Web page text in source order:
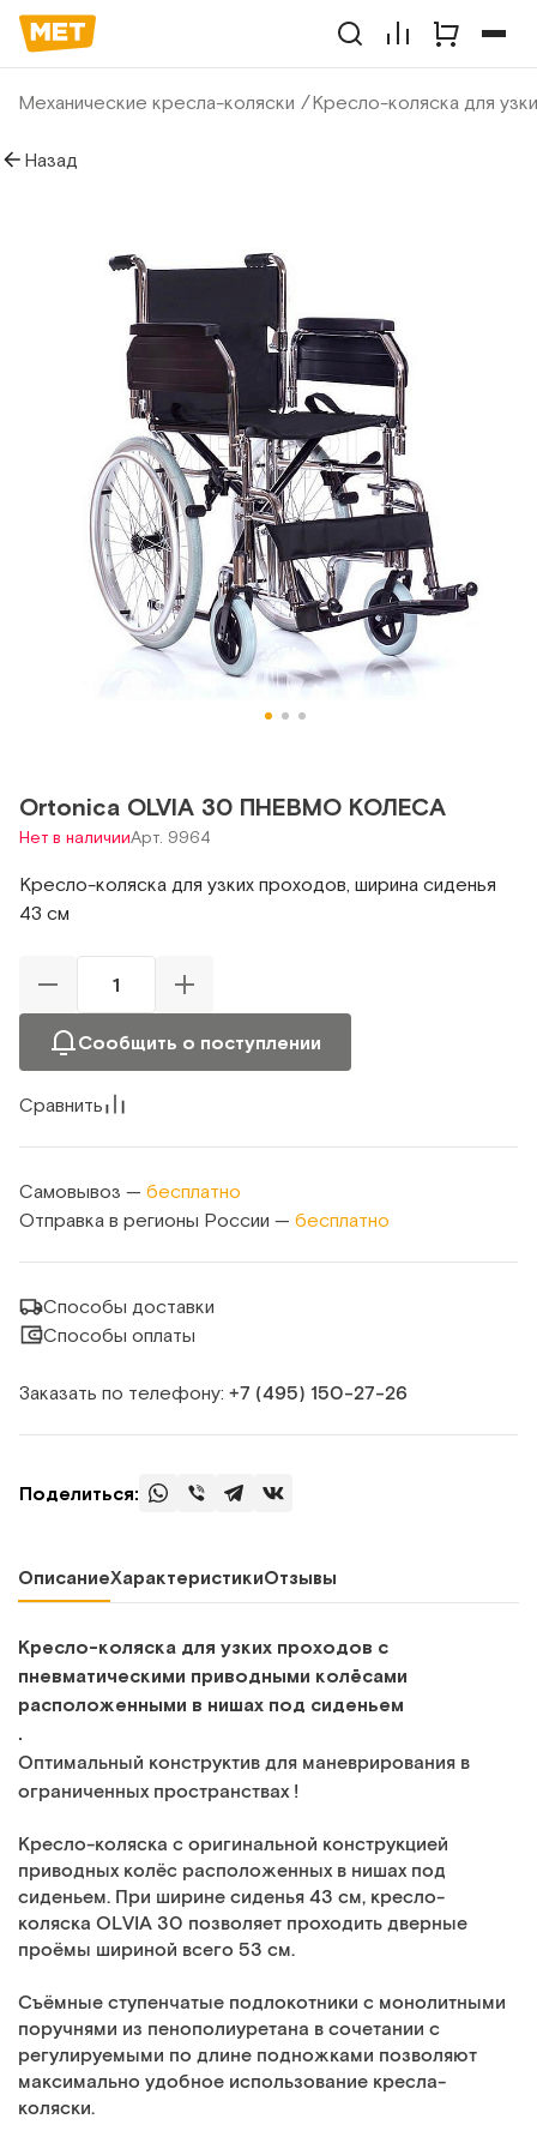
Механические кресла-коляски Кресло-коляска для
Назад
Ortonica OLVIA 30 ПНЕВМО КОЛЕСА
Нет в наличииАрт. 9964
Кресло-коляска для узких проходов, ширина сиденья
43 см
Сообщить о поступлении
Сравнить
Самовывоз — бесплатно
Отправка в регионы России — бесплатно
Способы доставки
Способы оплаты
Заказать по телефону: +7 (495) 150‑27‑26
Поделиться:
ОписаниеХарактеристикиОтзывы
Кресло-коляска для узких проходов с
пневматическими приводными колёсами
расположенными в нишах под сиденьем
.
Оптимальный конструктив для маневрирования в
ограниченных пространствах !
Кресло-коляска с оригинальной конструкцией
приводных колёс расположенных в нишах под
сиденьем. При ширине сиденья 43 см, кресло-
коляска OLVIA 30 позволяет проходить дверные
проёмы шириной всего 53 см.
Съёмные ступенчатые подлокотники с монолитными
поручнями из пенополиуретана в сочетании с
регулируемыми по длине подножками позволяют
максимально удобное использование кресла-
коляски.